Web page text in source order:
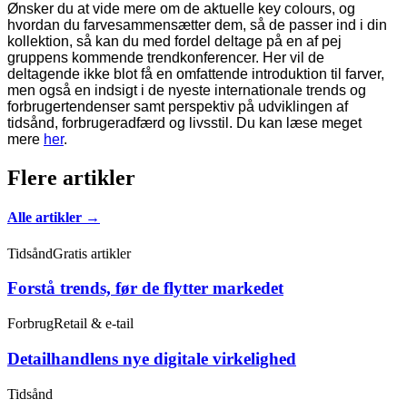
Ønsker du at vide mere om de aktuelle key colours, og
hvordan du farvesammensætter dem, så de passer ind i din
kollektion, så kan du med fordel deltage på en af pej
gruppens kommende trendkonferencer. Her vil de
deltagende ikke blot få en omfattende introduktion til farver,
men også en indsigt i de nyeste internationale trends og
forbrugertendenser samt perspektiv på udviklingen af
tidsånd, forbrugeradfærd og livsstil. Du kan læse meget
mere her.
Flere artikler
Alle artikler →
TidsåndGratis artikler
Forstå trends, før de flytter markedet
ForbrugRetail & e-tail
Detailhandlens nye digitale virkelighed
Tidsånd